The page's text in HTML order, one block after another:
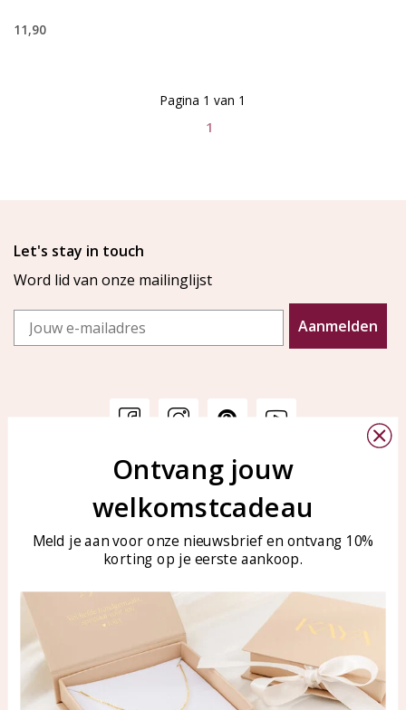
11,90
1
Pagina 1 van 1
Let's stay in touch
Word lid van onze mailinglijst
Email
Aanmelden
Veelgestelde vragen
Sieraden onderhouden
KAYA Sieraden
Bellen of WhatsApp Ma-Vr
Tel: 0850003187
WhatsApp: 0850003187
klantenservice@kayasierade
Producten KAYA Sieraden
Ontvang jouw
welkomstcadeau
Meld je aan voor onze nieuwsbrief en ontvang 10%
korting op je eerste aankoop.